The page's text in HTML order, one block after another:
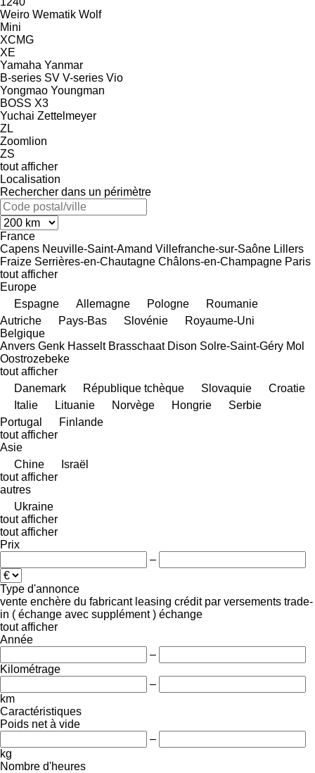
Weiro Wematik Wolf
Mini
XCMG
XE
Yamaha Yanmar
B-series SV V-series Vio
Yongmao Youngman
BOSS X3
Yuchai Zettelmeyer
ZL
Zoomlion
ZS
tout afficher
Localisation
Rechercher dans un périmètre
France
Capens Neuville-Saint-Amand Villefranche-sur-Saône Lillers
Fraize Serrières-en-Chautagne Châlons-en-Champagne Paris
tout afficher
Europe
Espagne
Allemagne Pologne
Roumanie
Autriche
Pays-Bas Slovénie
Royaume-Uni
Belgique
Anvers Genk Hasselt Brasschaat Dison Solre-Saint-Géry Mol
Oostrozebeke
tout afficher
Danemark
République tchèque Slovaquie
Croatie
Italie
Lituanie Norvège Hongrie
Serbie
Portugal
Finlande
tout afficher
Asie
Chine
Israël
tout afficher
autres
Ukraine
tout afficher
tout afficher
Prix
–
Type d'annonce
vente enchère du fabricant leasing crédit par versements trade-
in ( échange avec supplément ) échange
tout afficher
Année
–
Kilométrage
–
km
Caractéristiques
Poids net à vide
–
kg
Nombre d'heures